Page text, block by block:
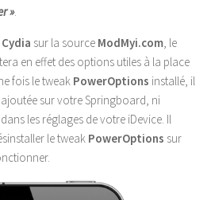
».
Cydia sur la source ModMyi.com, le
en effet des options utiles à la place
fois le tweak PowerOptions installé, il
sur votre Springboard, ni
les réglages de votre iDevice. Il
le tweak PowerOptions sur